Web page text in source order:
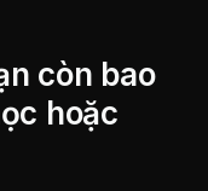
còn bao
hoặc